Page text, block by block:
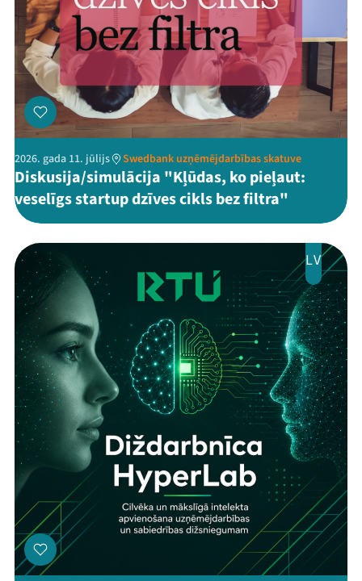
2026. gada 11. jūlijs Swedbank uzņēmējdarbības skatuve
Diskusija/simulācija "Kļūdas, ko pieļaut:
veselīgs startup dzīves cikls bez filtra"
LV